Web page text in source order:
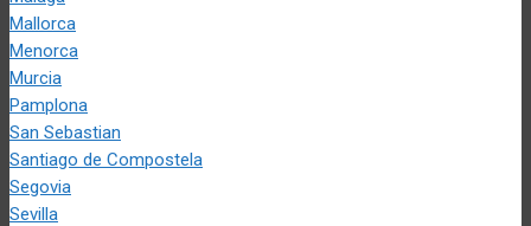
Mallorca
Menorca
Murcia
Pamplona
San Sebastian
Santiago de Compostela
Segovia
Sevilla